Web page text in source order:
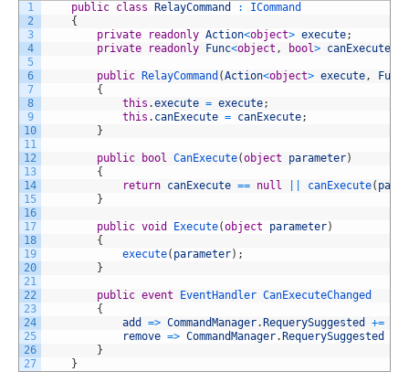
1
2
3
4
5
6
7
8
9
10
11
12
13
14
15
16
17
18
19
20
21
22
23
24
25
26
27
public class RelayCommand :
ICommand
{
private
readonly Action<object> execute;
private
readonly Func<object , bool> canExecute
public RelayCommand (Action<object> execute, Func
{
this .execute = execute;
this . canExecute = canExecute;
}
public bool CanExecute(object parameter)
{
return canExecute == null canExecute(
}
public void Execute(object parameter)
{
execute( parameter) ;
}
public event EventHandler CanExecuteChanged
{
add
=> CommandManager. RequerySuggested +=
remove => CommandManager. RequerySuggested
}
}